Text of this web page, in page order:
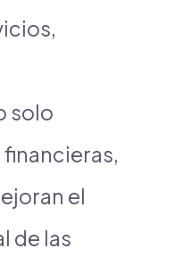
solo
el
de las